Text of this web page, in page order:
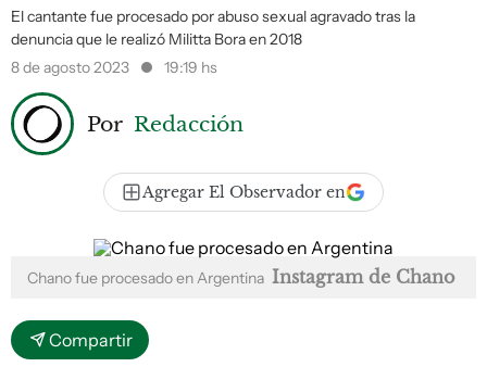
El cantante fue procesado por abuso sexual agravado tras la
denuncia que le realizó Militta Bora en 2018
8 de agosto 2023
19:19 hs
Por Redacción
Agregar El Observador en
Chano fue procesado en Argentina Instagram de Chano
Compartir